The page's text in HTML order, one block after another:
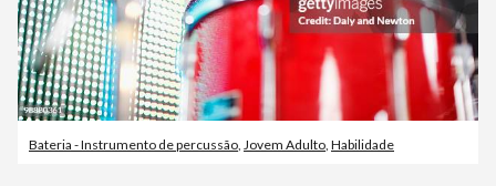
Bateria - Instrumento de percussão Jovem Adulto Habilidade